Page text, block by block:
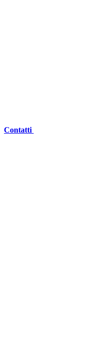
Contatti